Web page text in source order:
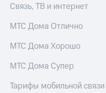
Связь, ТВ и интернет
МТС Дома Отлично
МТС Дома Хорошо
МТС Дома Супер
Тарифы мобильной связи